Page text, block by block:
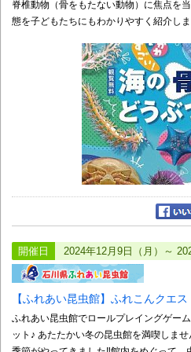
脊椎動物（骨をもたない動物）に焦点を
態を子どもたちにもわかりやすく紹介し
開催日 2024年12月9日（月）～
【ふれあい昆虫館】ふれこんクエ
ふれあい昆虫館でロールプレイングゲ
ット♪ あたたかい冬の昆虫館を満喫しま